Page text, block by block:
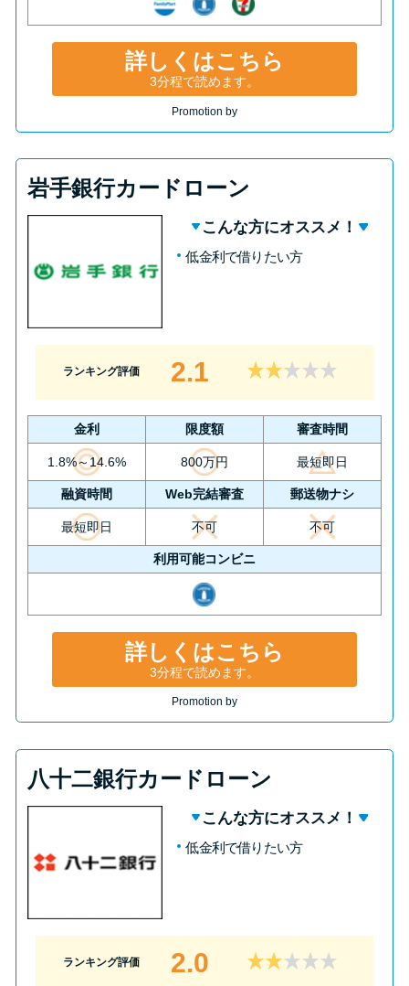
詳しくはこちら
3分程で読めます。
Promotion by
岩手銀行カードローン
こんな方にオススメ！
低金利で借りたい方
ランキング評価 2.1
金利 限度額 審査時間
1.8%～14.6% 800万円 最短即日
融資時間 Web完結審査 郵送物ナシ
最短即日 不可 不可
利用可能コンビニ
詳しくはこちら
3分程で読めます。
Promotion by
八十二銀行カードローン
こんな方にオススメ！
低金利で借りたい方
ランキング評価 2.0